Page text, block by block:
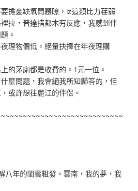
憂缺氧問題瞭，lz這類比力荏弱
拉，普達措都木有反應，我感到伴
。
物價低，絕量抉擇在年夜理購
茅廁都是收費的。1元一位。
問題，我會絕我所知歸答的，但
或許想往麗江的伴侶。
年的閨蜜粗發。雲南，我的夢，我